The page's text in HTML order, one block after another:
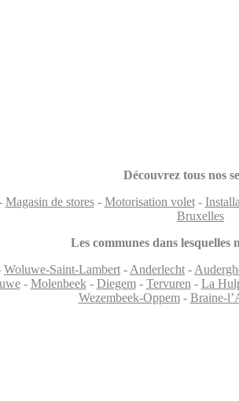
Découvrez tous nos
Magasin de stores- Motorisation volet-
Bruxelles
Les communes dans lesquelles
Woluwe-Saint-Lambert - Anderlecht -
- Molenbeek- Diegem- Tervuren - La
Wezembeek-Oppem- Braine-